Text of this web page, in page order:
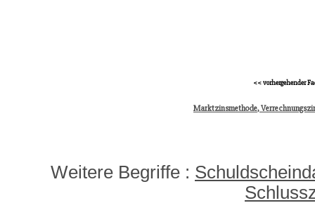
<< vorhergehender
Marktzinsmethode,
Weitere Begriffe :